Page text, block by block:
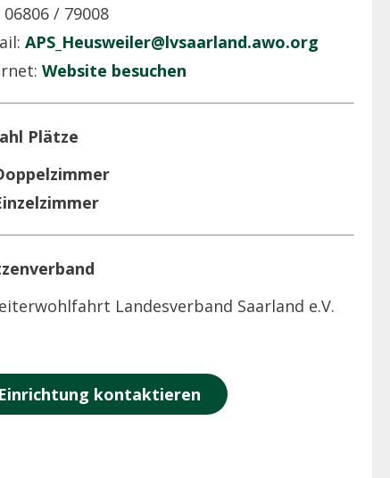
06806 / 79008
APS_Heusweiler@lvsaarland.awo.org
Website besuchen
Plätze
Landesverband Saarland e.V.
Einrichtung kontaktieren